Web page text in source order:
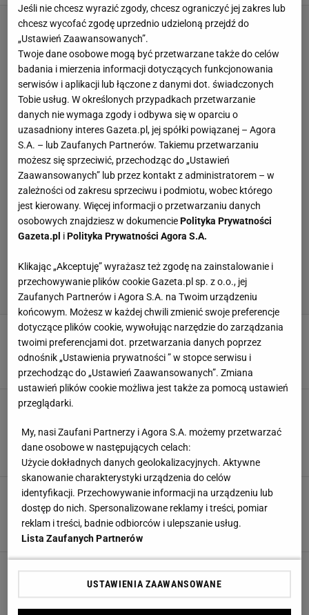
Nigdy więcej bałaganu w kuchni. Ten hit z
wyprzedaży kosztuje mniej niż 15 zł
KUCHNIA POJEMNIKI POJEMNIKI NA ŻYWNOŚĆ
PRZECHOWYWANIE
mistrzynią organizacji
KUCHNIA POJEMNIK KUCHENNY
POJEMNIKI NA PRZYPRAWY
Gorąca okazja w Biedronce! Ten wielopak
przyda się w każdym domu. Teraz za jedyne 20
zł
BIEDRONKA OKAZJA
Pojemniki na jedzenie do pracy - dlaczego
warto je mieć? Jaki lunch box wybrać?
LUNCH BOX POJEMNIKI POJEMNIKI NA ŻYWNOŚĆ
Jeśli nie chcesz wyrazić zgody, chcesz ograniczyć jej zakres lub
chcesz wycofać zgodę uprzednio udzieloną przejdź do
„Ustawień Zaawansowanych”.
Twoje dane osobowe mogą być przetwarzane także do celów
badania i mierzenia informacji dotyczących funkcjonowania
serwisów i aplikacji lub łączone z danymi dot. świadczonych
Tobie usług. W określonych przypadkach przetwarzanie
danych nie wymaga zgody i odbywa się w oparciu o
uzasadniony interes Gazeta.pl, jej spółki powiązanej – Agora
S.A. – lub Zaufanych Partnerów. Takiemu przetwarzaniu
możesz się sprzeciwić, przechodząc do „Ustawień
Zaawansowanych” lub przez kontakt z administratorem – w
zależności od zakresu sprzeciwu i podmiotu, wobec którego
jest kierowany. Więcej informacji o przetwarzaniu danych
osobowych znajdziesz w dokumencie Polityka Prywatności
Gazeta.pl i Polityka Prywatności Agora S.A.
Klikając „Akceptuję” wyrażasz też zgodę na zainstalowanie i
przechowywanie plików cookie Gazeta.pl sp. z o.o., jej
Zaufanych Partnerów i Agora S.A. na Twoim urządzeniu
końcowym. Możesz w każdej chwili zmienić swoje preferencje
dotyczące plików cookie, wywołując narzędzie do zarządzania
twoimi preferencjami dot. przetwarzania danych poprzez
odnośnik „Ustawienia prywatności ” w stopce serwisu i
przechodząc do „Ustawień Zaawansowanych”. Zmiana
ustawień plików cookie możliwa jest także za pomocą ustawień
przeglądarki.
My, nasi Zaufani Partnerzy i Agora S.A. możemy przetwarzać
dane osobowe w następujących celach:
Użycie dokładnych danych geolokalizacyjnych. Aktywne
skanowanie charakterystyki urządzenia do celów
identyfikacji. Przechowywanie informacji na urządzeniu lub
dostęp do nich. Spersonalizowane reklamy i treści, pomiar
reklam i treści, badnie odbiorców i ulepszanie usług.
Lista Zaufanych Partnerów
USTAWIENIA ZAAWANSOWANE